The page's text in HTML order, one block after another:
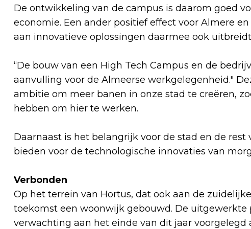
De ontwikkeling van de campus is daarom goed
economie. Een ander positief effect voor Almere
aan innovatieve oplossingen daarmee ook
“De bouw van een High Tech Campus en de
aanvulling voor de Almeerse werkgelegenheid."
ambitie om meer banen in onze stad te creëren,
hebben om hier te werken.
Daarnaast is het belangrijk voor de stad en de
bieden voor de technologische innovaties van
Verbonden
Op het terrein van Hortus, dat ook aan de
toekomst een woonwijk gebouwd. De uitgewerkte
verwachting aan het einde van dit jaar voorgelegd